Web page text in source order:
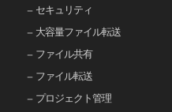
セキュリティ
大容量ファイル転送
ファイル共有
ファイル転送
プロジェクト管理